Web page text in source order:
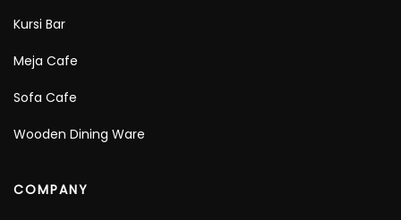
Kursi Bar
Meja Cafe
Sofa Cafe
Wooden Dining Ware
COMPANY